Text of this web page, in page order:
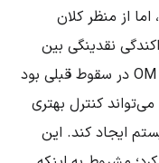
اما از منظر کلان
نقدینگی بین
شبکه‌ها، یکی از عوامل اصلی شکنندگی OM در سقوط قبلی بود
کنترل بهتری
ایجاد کند. این